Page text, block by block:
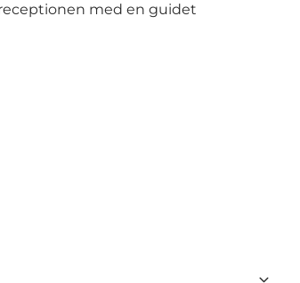
med en guidet